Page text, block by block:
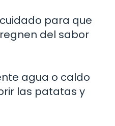
para que
del sabor
agua o caldo
las patatas y